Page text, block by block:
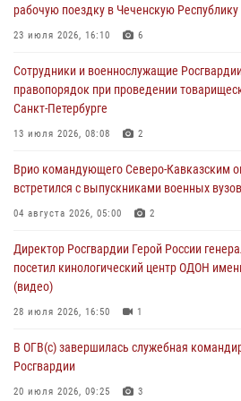
07 августа 2026, 11:34
взрывобезопасности
07 августа 2026, 11:33
Рэпер ST посетил раненых росгвардейцев
07 августа 2026, 11:18 2
В Ставрополе офицеры Росгвардии стали
07 августа 2026, 11:00
рабочую поездку в Чеченскую Республику
23 июля 2026, 16:10 6
Сотрудники и военнослужащие
правопорядок при проведении
Санкт-Петербурге
13 июля 2026, 08:08 2
Врио командующего Северо-Кавказским
встретился с выпускниками военных
04 августа 2026, 05:00 2
Директор Росгвардии Герой России
посетил кинологический центр ОДОН
(видео)
28 июля 2026, 16:50 1
В ОГВ(с) завершилась служебная
Росгвардии
20 июля 2026, 09:25 3